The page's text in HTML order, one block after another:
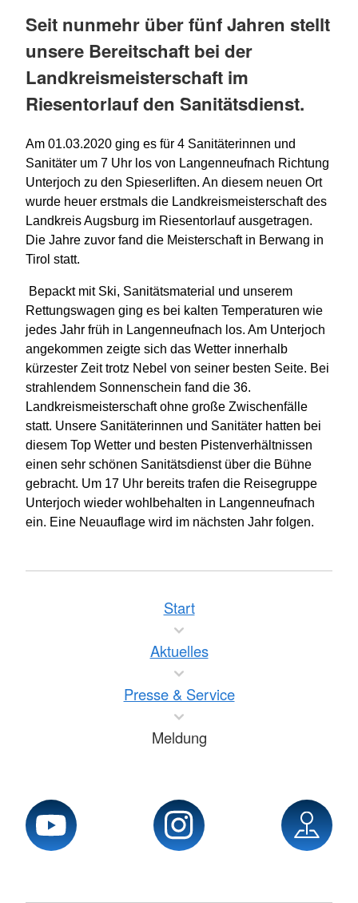
Seit nunmehr über fünf Jahren stellt
unsere Bereitschaft bei der
Landkreismeisterschaft im
Riesentorlauf den Sanitätsdienst.
Am 01.03.2020 ging es für 4 Sanitäterinnen und
Sanitäter um 7 Uhr los von Langenneufnach Richtung
Unterjoch zu den Spieserliften. An diesem neuen Ort
wurde heuer erstmals die Landkreismeisterschaft des
Landkreis Augsburg im Riesentorlauf ausgetragen.
Die Jahre zuvor fand die Meisterschaft in Berwang in
Tirol statt.
Bepackt mit Ski, Sanitätsmaterial und unserem
Rettungswagen ging es bei kalten Temperaturen wie
jedes Jahr früh in Langenneufnach los. Am Unterjoch
angekommen zeigte sich das Wetter innerhalb
kürzester Zeit trotz Nebel von seiner besten Seite. Bei
strahlendem Sonnenschein fand die 36.
Landkreismeisterschaft ohne große Zwischenfälle
statt. Unsere Sanitäterinnen und Sanitäter hatten bei
diesem Top Wetter und besten Pistenverhältnissen
einen sehr schönen Sanitätsdienst über die Bühne
gebracht. Um 17 Uhr bereits trafen die Reisegruppe
Unterjoch wieder wohlbehalten in Langenneufnach
ein. Eine Neuauflage wird im nächsten Jahr folgen.
Start
Aktuelles
Presse & Service
Meldung